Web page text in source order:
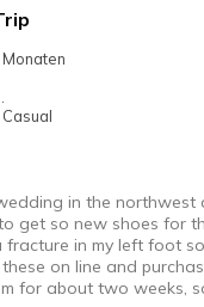
Feels true to size
Shoes are for Wearing
Casual
in the northwest
get so new shoes for
fracture in my left foot
on line and
for about two weeks,